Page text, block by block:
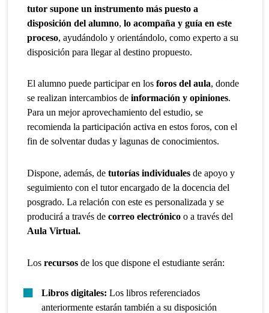
tutor supone un instrumento más puesto a
disposición del alumno,lo acompaña y guía en este
proceso, ayudándolo y orientándolo, como experto a su
disposición para llegar al destino propuesto.
El alumno puede participar en losforos del aula, donde
se realizan intercambios deinformación y opiniones.
Para un mejor aprovechamiento del estudio, se
recomienda la participación activa en estos foros, con el
fin de solventar dudas y lagunas de conocimientos.
Dispone, además, detutorías individuales de apoyo y
seguimiento con el tutor encargado de la docencia del
posgrado. La relación con este es personalizada y se
producirá a través decorreo electrónico o a través del
Aula Virtual.
Losrecursos de los que dispone el estudiante serán:
Libros digitales:Los libros referenciados
anteriormente estarán también a su disposición